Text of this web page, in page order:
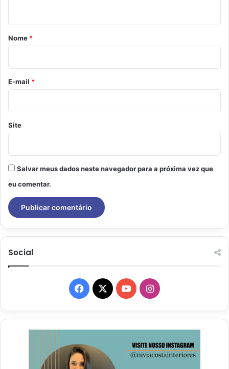
r
o
*
Nome *
E-mail *
Site
Salvar meus dados neste navegador para a próxima vez que
eu comentar.
Social
Facebook
X YouTubeInstagram